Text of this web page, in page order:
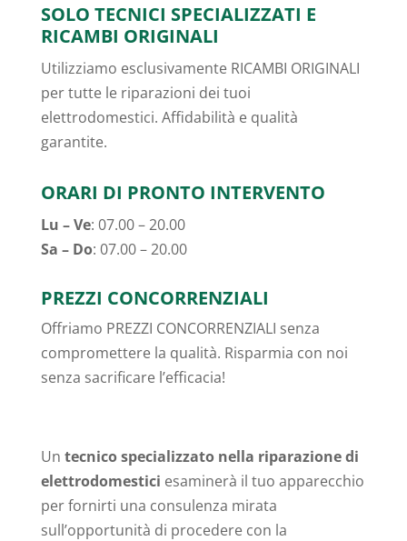
SOLO TECNICI SPECIALIZZATI E
RICAMBI ORIGINALI
Utilizziamo esclusivamente RICAMBI ORIGINALI
per tutte le riparazioni dei tuoi
elettrodomestici. Affidabilità e qualità
garantite.
ORARI DI PRONTO INTERVENTO
Lu – Ve: 07.00 – 20.00
Sa – Do: 07.00 – 20.00
PREZZI CONCORRENZIALI
Offriamo PREZZI CONCORRENZIALI senza
compromettere la qualità. Risparmia con noi
senza sacrificare l’efficacia!
Un tecnico specializzato nella riparazione di
elettrodomestici esaminerà il tuo apparecchio
per fornirti una consulenza mirata
sull’opportunità di procedere con la